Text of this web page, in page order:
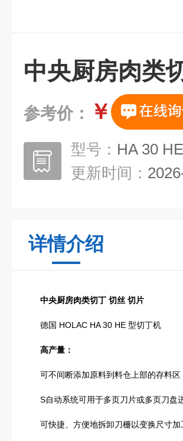
中央厨房肉类
参考价： ￥
型号： HA 30 HE
更新时间：
详情介绍
中央厨房肉类切丁 切丝 切片
德国 HOLAC HA 30 HE 型切丁机
高产量：
可不间断添加原料到料仓上部的存料区
S自动系统可用于多页刀片或多页刀盘
可快捷、方便地拆卸刀栅以变换尺寸加